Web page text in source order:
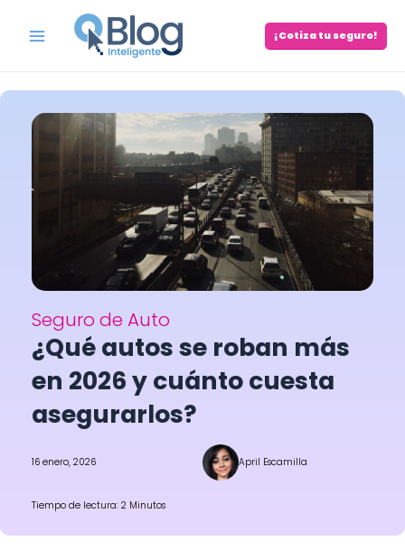
Menu
¡Cotiza tu seguro!
Seguro de Auto
¿Qué autos se roban más
en 2026 y cuánto cuesta
asegurarlos?
16 enero, 2026 April Escamilla
Tiempo de lectura: 2 Minutos